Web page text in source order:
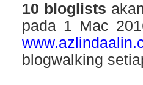
10 bloglists
pada 1 Mac
blogwalking